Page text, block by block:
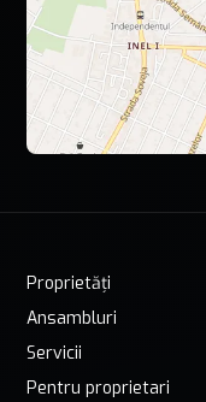
Proprietăți
Ansambluri
Servicii
Pentru proprietari